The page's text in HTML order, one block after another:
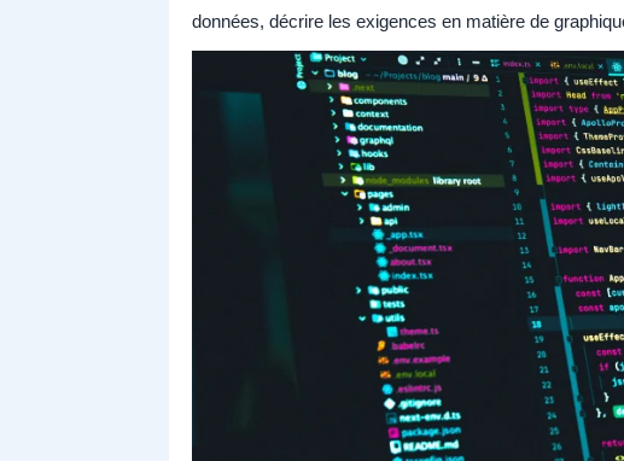
données, décrire les exigences en matière de